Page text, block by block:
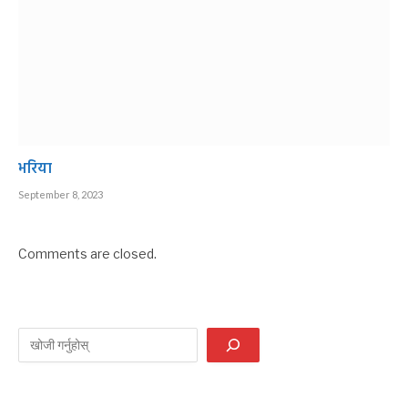
भरिया
September 8, 2023
Comments are closed.